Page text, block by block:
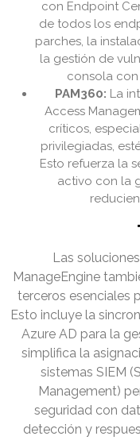
con Endpoint
de todos los
parches, la
la gestión de
consola
PAM360: La
Access
críticos,
privilegiadas,
Esto refuerza la
activo con la
Las
ManageEngine
terceros esenciales
Esto incluye la
Azure AD para la
simplifica la
sistemas SIEM
Management)
seguridad con
detección y